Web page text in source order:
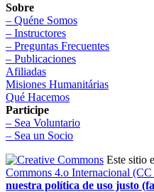
Sobre
– Quéne Somos
– Instructores
– Preguntas Frecuentes
– Publicaciones
Afiliadas
Misiones Humanitárias
Qué Hacemos
Participe
– Sea Voluntario
– Sea un Socio
Este sitio
Commons 4.o Internacional
nuestra política de uso justo